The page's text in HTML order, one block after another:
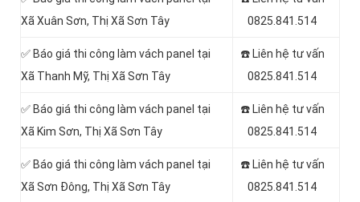
Xã Xuân Sơn, Thị Xã Sơn Tây
0825.841.514
✅ Báo giá thi công làm vách panel tại
Xã Thanh Mỹ, Thị Xã Sơn Tây
☎️ Liên hệ tư vấn
0825.841.514
✅ Báo giá thi công làm vách panel tại
Xã Kim Sơn, Thị Xã Sơn Tây
☎️ Liên hệ tư vấn
0825.841.514
✅ Báo giá thi công làm vách panel tại
Xã Sơn Đông, Thị Xã Sơn Tây
☎️ Liên hệ tư vấn
0825.841.514